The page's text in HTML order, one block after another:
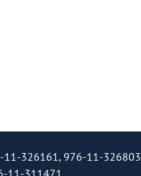
11-326161, 976-11-326803
11-311471